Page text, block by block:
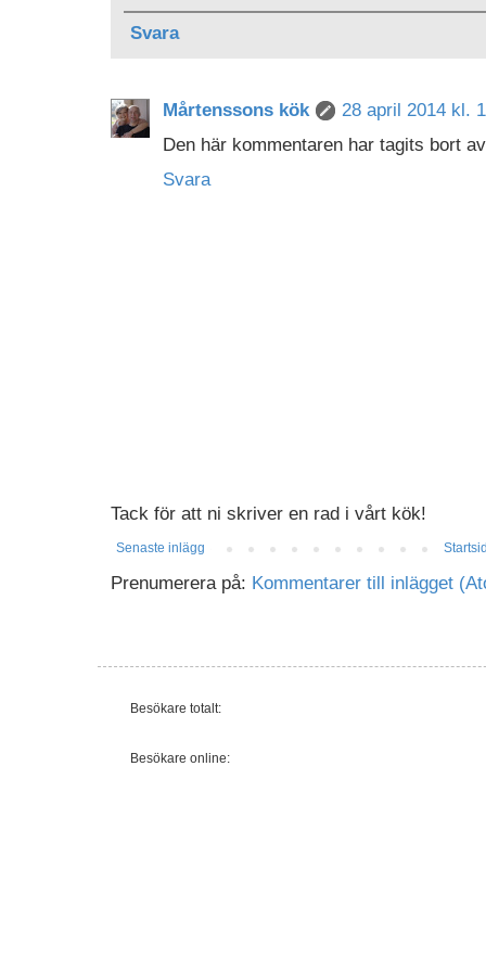
Svara
Mårtenssons kök
28 april 2014 kl.
Den här kommentaren har tagits bort
Svara
Tack för att ni skriver en rad i vårt kök!
Senaste inlägg
Prenumerera på: Kommentarer till inlägget
Besökare totalt:
Besökare online: